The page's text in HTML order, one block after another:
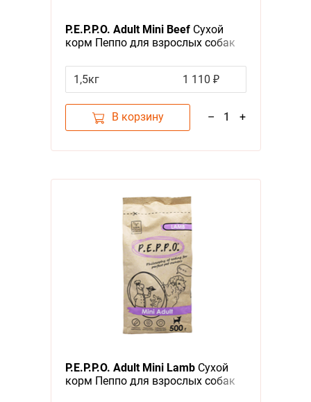
P.E.P.P.O. Adult Mini BeefСухой
корм Пеппо для взрослых собак
1,5кг
1 110 ₽
В корзину – 1 +
P.E.P.P.O. Adult Mini LambСухой
корм Пеппо для взрослых собак